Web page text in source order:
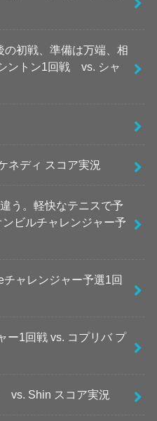
の初戦、準備は万端、相
ントン1回戦 vs. シャ
ネディ スコア実況
う。軽快なテニスで予
ビルチャレンジャー予
ャレンジャー予選1回
ー1回戦 vs. コプリバ プ
vs. Shin スコア実況